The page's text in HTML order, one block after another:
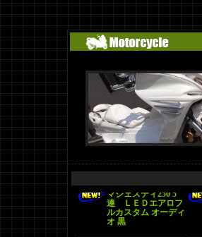
連 ＬＥＤエアロフ
ルカスタム オーディ
オ 黒